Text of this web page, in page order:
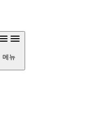
메뉴